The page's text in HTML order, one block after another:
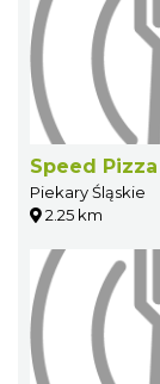
Speed Pizza
Piekary Śląskie
2.25 km